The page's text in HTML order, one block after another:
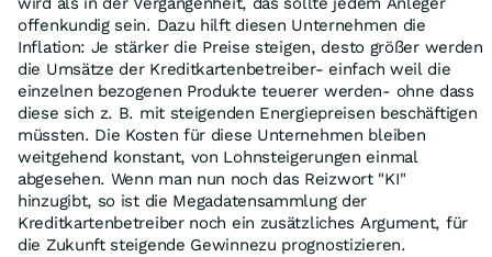
offenkundig sein. Dazu hilft diesen Unternehmen die
Inflation: Je stärker die Preise steigen, desto größer werden
die Umsätze der Kreditkartenbetreiber- einfach weil die
einzelnen bezogenen Produkte teuerer werden- ohne dass
diese sich z. B. mit steigenden Energiepreisen beschäftigen
müssten. Die Kosten für diese Unternehmen bleiben
weitgehend konstant, von Lohnsteigerungen einmal
abgesehen. Wenn man nun noch das Reizwort "KI"
hinzugibt, so ist die Megadatensammlung der
Kreditkartenbetreiber noch ein zusätzliches Argument, für
die Zukunft steigende Gewinnezu prognostizieren.